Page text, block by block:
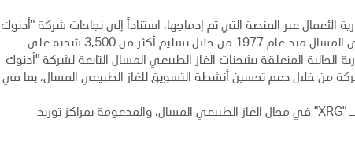
عبر المنصة التي تم إدماجها، استناداً إلى نجاحات شركة "أدنوك
للغاز" في ترسيخ مكانتها كمورّد موثوق للغاز الطبيعي المسال منذ عام 1977 من خلال تسليم أكثر من 3,500 شحنة على
الحالية المتعلقة بشحنات الغاز الطبيعي المسال التابعة لشركة "أدنوك
من خلال دعم تحسين أنشطة التسويق للغاز الطبيعي المسال، بما في
تستفيد المنصة أيضاً من محفظة الأعمال المتنامية لـ "XRG" في مجال الغاز الطبيعي المسال، والمدعومة بمراكز توريد